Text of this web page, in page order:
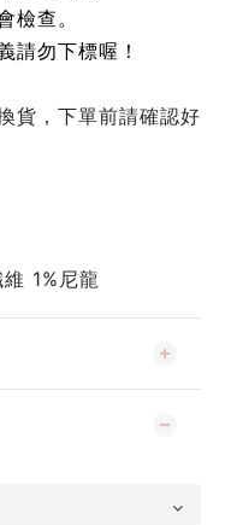
檢查。
請勿下標喔！
貨，下單前請確認好
1%尼龍